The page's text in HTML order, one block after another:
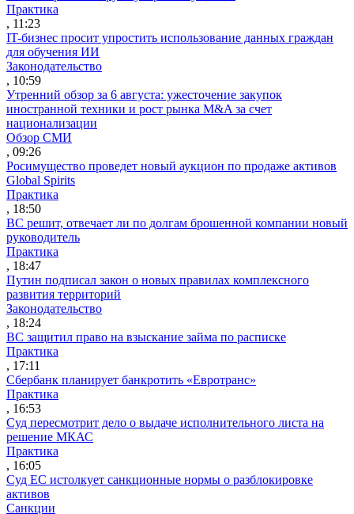
Практика
, 11:23
IT-бизнес просит упростить использование данных граждан
для обучения ИИ
Законодательство
, 10:59
Утренний обзор за 6 августа: ужесточение закупок
иностранной техники и рост рынка M&A за счет
национализации
Обзор СМИ
, 09:26
Росимущество проведет новый аукцион по продаже активов
Global Spirits
Практика
, 18:50
ВС решит, отвечает ли по долгам брошенной компании новый
руководитель
Практика
, 18:47
Путин подписал закон о новых правилах комплексного
развития территорий
Законодательство
, 18:24
ВС защитил право на взыскание займа по расписке
Практика
, 17:11
Сбербанк планирует банкротить «Евротранс»
Практика
, 16:53
Суд пересмотрит дело о выдаче исполнительного листа на
решение МКАС
Практика
, 16:05
Суд ЕС истолкует санкционные нормы о разблокировке
активов
Санкции